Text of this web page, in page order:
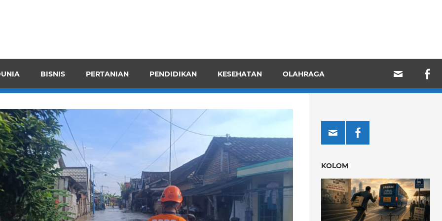
BISNIS PERTANIAN PENDIDIKAN KESEHATAN OLAHRAGA
KOLOM